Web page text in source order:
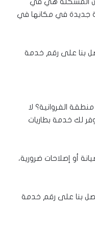
جديدة في مكانها في
بنا على رقم خدمة
الفروانية؟ لا
لك خدمة بطاريات
أو إصلاحات ضرورية،
بنا على رقم خدمة